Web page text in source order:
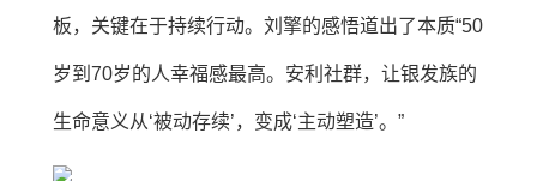
板，关键在于持续行动。刘擎的感悟道出了本质“50
岁到70岁的人幸福感最高。安利社群，让银发族的
生命意义从‘被动存续’，变成‘主动塑造’。”